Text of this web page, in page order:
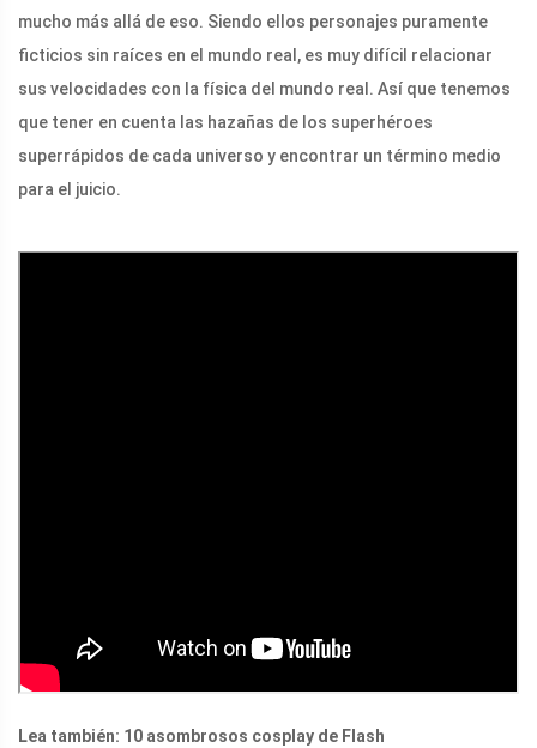
mucho más allá de eso. Siendo ellos personajes puramente
ficticios sin raíces en el mundo real, es muy difícil relacionar
sus velocidades con la física del mundo real. Así que tenemos
que tener en cuenta las hazañas de los superhéroes
superrápidos de cada universo y encontrar un término medio
para el juicio.
Lea también: 10 asombrosos cosplay de Flash